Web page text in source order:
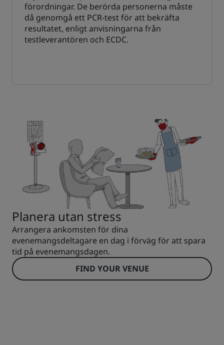
förordningar. De berörda personerna måste
då genomgå ett PCR-test för att bekräfta
resultatet, enligt anvisningarna från
testleverantören och ECDC.
Planera utan stress
Arrangera ankomsten för dina
evenemangsdeltagare en dag i förväg för att spara
tid på evenemangsdagen.
FIND YOUR VENUE